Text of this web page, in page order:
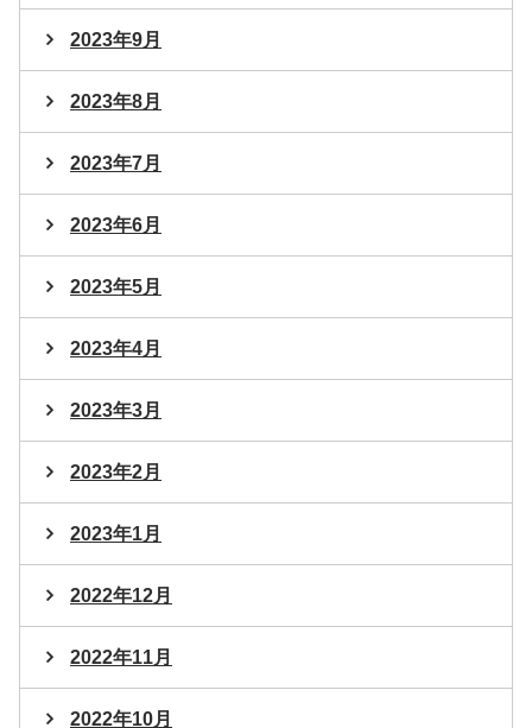
2023年9月
2023年8月
2023年7月
2023年6月
2023年5月
2023年4月
2023年3月
2023年2月
2023年1月
2022年12月
2022年11月
2022年10月